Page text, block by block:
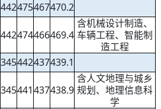
442475467470.2
442474466469.4
含机械设计制造、
车辆工程、智能制
造工程
345442437439.1
345441437438.9
含人文地理与城乡
规划、地理信息科
学